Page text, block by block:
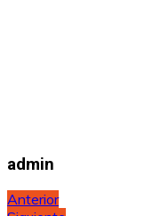
admin
Navegación
Anterior